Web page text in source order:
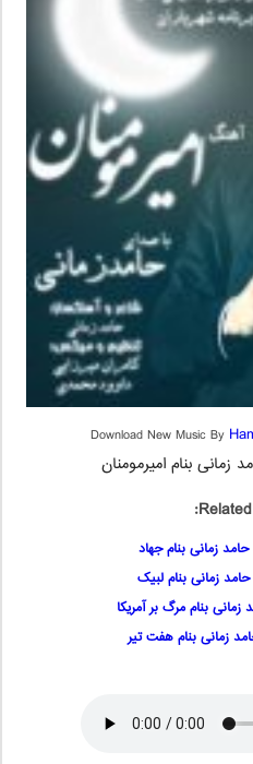
Download New Music By
زمانی بنام امیرمومنان
زمانی بنام جهاد
زمانی بنام لبیک
بنام مرگ بر آمریکا
زمانی بنام هفت تیر